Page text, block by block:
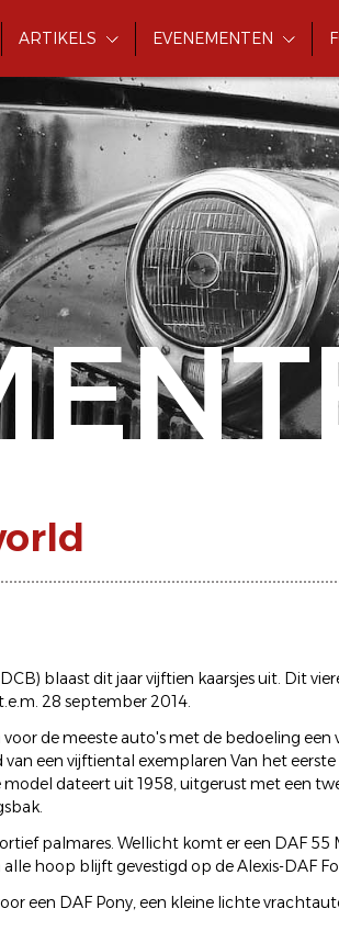
ARTIKELS EVENEMENTEN
blaast dit jaar vijftien kaarsjes uit. Dit
28 september 2014.
de meeste auto's met de bedoeling
van een vijftiental exemplaren Van het
model dateert uit 1958, uitgerust met een
palmares. Wellicht komt er een DAF 55
hoop blijft gevestigd op de Alexis-DAF
een DAF Pony, een kleine lichte